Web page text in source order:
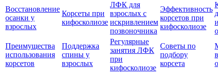
Восстановление
осанки у
взрослых
Корсеты при
кифосколиозе
ЛФК для
взрослых с
искривлением
позвоночника
Эффективность
корсетов при
кифосколиозе
Преимущества
использования
корсетов
Поддержка
спины у
взрослых
Регулярные
занятия ЛФК
при
кифосколиозе
Советы по
подбору
корсета